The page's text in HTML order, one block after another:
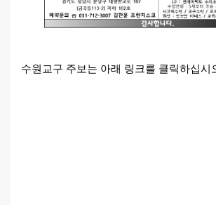
수원교구 주보는 아래 링크를 클릭하십시